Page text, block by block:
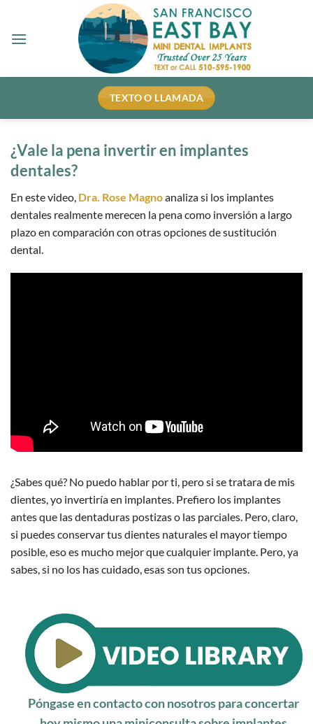
contenido
TEXTO O LLAMADA
¿Vale la pena invertir en implantes
dentales?
En este video, Dra. Rose Magnoanaliza si los implantes
dentales realmente merecen la pena como inversión a largo
plazo en comparación con otras opciones de sustitución
dental.
¿Sabes qué? No puedo hablar por ti, pero si se tratara de mis
dientes, yo invertiría en implantes. Prefiero los implantes
antes que las dentaduras postizas o las parciales. Pero, claro,
si puedes conservar tus dientes naturales el mayor tiempo
posible, eso es mucho mejor que cualquier implante. Pero, ya
sabes, si no los has cuidado, esas son tus opciones.
Póngase en contacto con nosotros para concertar